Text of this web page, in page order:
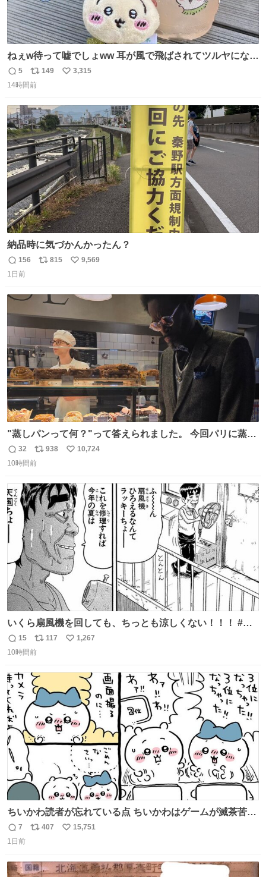
ねぇw待って嘘でしょww 耳が風で飛ばされてツルヤになっ
ちゃった🤭🌬️
返
信
5
リ
ポ
ト
数
149
い
数
3,315
14時間前
納品時に気づかんかったん？
返
信
156
リ
ト
数
815
い
9,569
1日前
"蒸しパンって何？"って答えられました。 今回パリに蒸し
パンがなかった。😭😢
返
信
32
リ
ポ
ト
数
938
い
数
10,724
10時間前
いくら扇風機を回しても、ちっとも涼しくない！！！ #浦
安鉄筋家族
返
信
15
リ
ポ
ト
数
117
い
1,267
10時間前
ちいかわ読者が忘れている点 ちいかわはゲームが滅茶苦茶
上手い
返
信
7
リ
ト
407
い
数
15,751
1日前